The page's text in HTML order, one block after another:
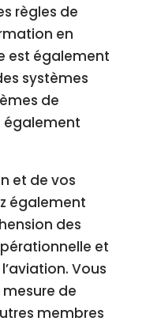
règles de
en
est également
systèmes
de
également
et de vos
également
des
et
Vous
de
membres